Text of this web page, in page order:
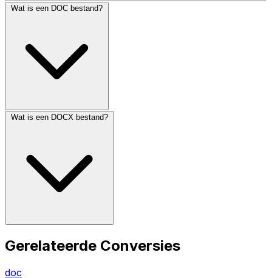
Wat is een DOC bestand?
Wat is een DOCX bestand?
Gerelateerde Conversies
doc